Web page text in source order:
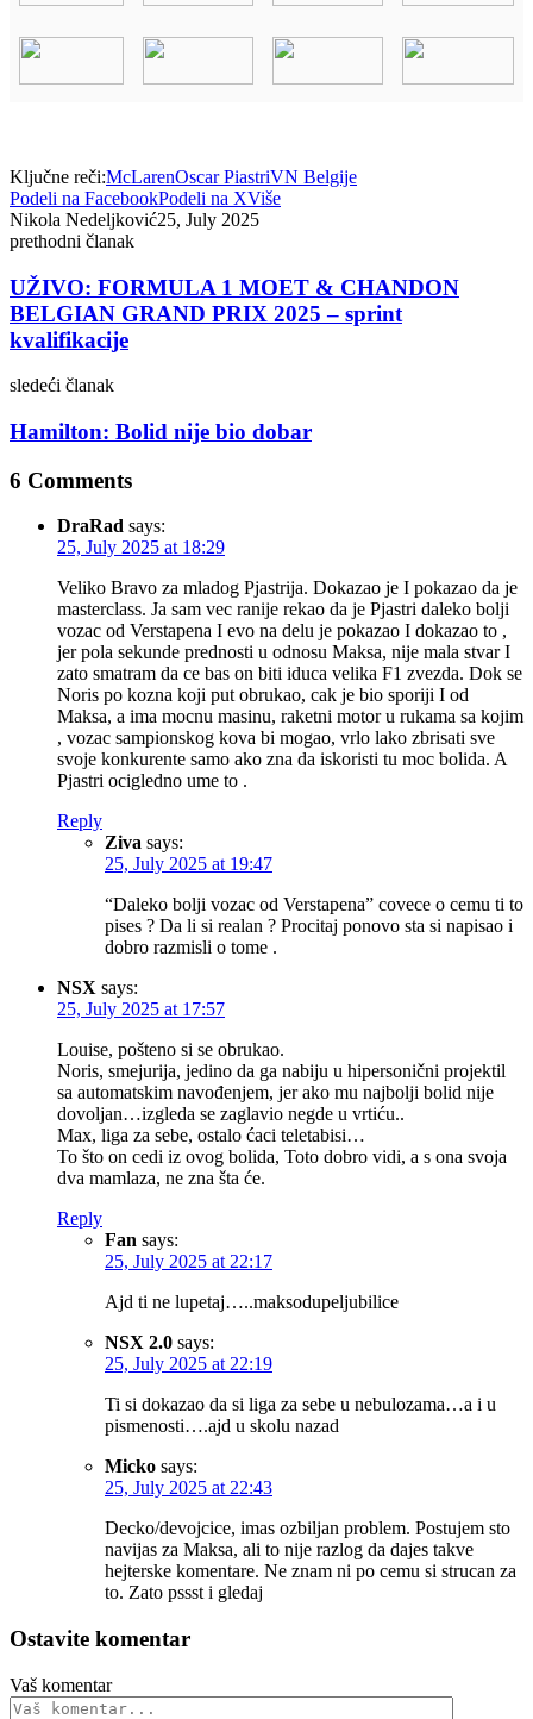
Ključne reči:McLarenOscar PiastriVN Belgije
Podeli na FacebookPodeli na XViše
Nikola Nedeljković25, July 2025
prethodni članak
UŽIVO: FORMULA 1 MOET & CHANDON
BELGIAN GRAND PRIX 2025 – sprint
kvalifikacije
sledeći članak
Hamilton: Bolid nije bio dobar
6 Comments
DraRad says:
25, July 2025 at 18:29
Veliko Bravo za mladog Pjastrija. Dokazao je I pokazao da je
masterclass. Ja sam vec ranije rekao da je Pjastri daleko bolji
vozac od Verstapena I evo na delu je pokazao I dokazao to ,
jer pola sekunde prednosti u odnosu Maksa, nije mala stvar I
zato smatram da ce bas on biti iduca velika F1 zvezda. Dok se
Noris po kozna koji put obrukao, cak je bio sporiji I od
Maksa, a ima mocnu masinu, raketni motor u rukama sa kojim
, vozac sampionskog kova bi mogao, vrlo lako zbrisati sve
svoje konkurente samo ako zna da iskoristi tu moc bolida. A
Pjastri ocigledno ume to .
Reply
Ziva says:
25, July 2025 at 19:47
“Daleko bolji vozac od Verstapena” covece o cemu ti to
pises ? Da li si realan ? Procitaj ponovo sta si napisao i
dobro razmisli o tome .
NSX says:
25, July 2025 at 17:57
Louise, pošteno si se obrukao.
Noris, smejurija, jedino da ga nabiju u hipersonični projektil
sa automatskim navođenjem, jer ako mu najbolji bolid nije
dovoljan…izgleda se zaglavio negde u vrtiću..
Max, liga za sebe, ostalo ćaci teletabisi…
To što on cedi iz ovog bolida, Toto dobro vidi, a s ona svoja
dva mamlaza, ne zna šta će.
Reply
Fan says:
25, July 2025 at 22:17
Ajd ti ne lupetaj…..maksodupeljubilice
NSX 2.0 says:
25, July 2025 at 22:19
Ti si dokazao da si liga za sebe u nebulozama…a i u
pismenosti….ajd u skolu nazad
Micko says:
25, July 2025 at 22:43
Decko/devojcice, imas ozbiljan problem. Postujem sto
navijas za Maksa, ali to nije razlog da dajes takve
hejterske komentare. Ne znam ni po cemu si strucan za
to. Zato pssst i gledaj
Ostavite komentar
Vaš komentar